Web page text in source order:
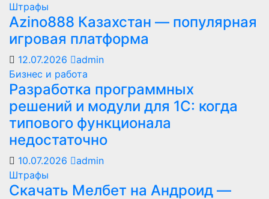
Штрафы
Azino888 Казахстан — популярная
игровая платформа
12.07.2026
admin
Бизнес и работа
Разработка программных
решений и модули для 1С: когда
типового функционала
недостаточно
10.07.2026
admin
Штрафы
Скачать Мелбет на Андроид —